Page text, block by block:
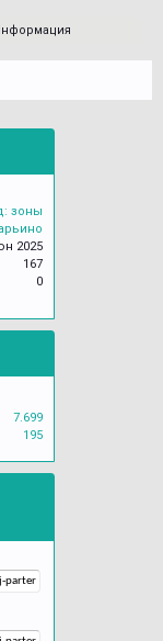
зоны
2025
167
0
7.699
195